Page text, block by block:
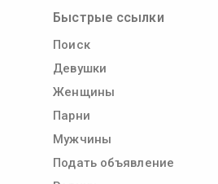
Быстрые ссылки
Поиск
Девушки
Женщины
Парни
Мужчины
Подать объявление